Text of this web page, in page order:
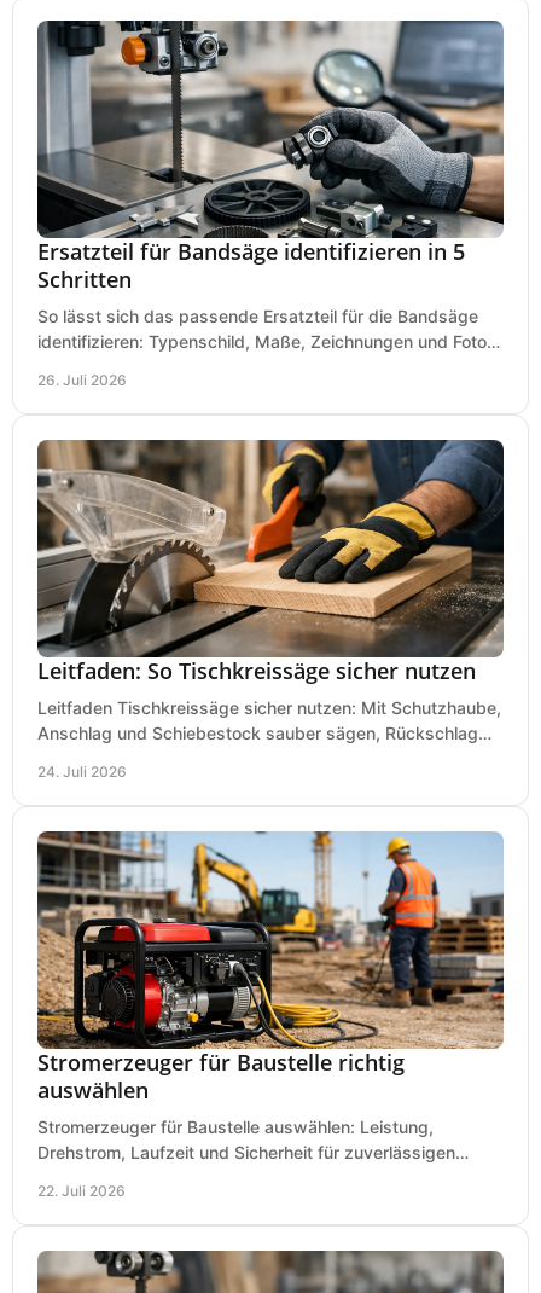
Ersatzteil für Bandsäge identifizieren in 5
Schritten
So lässt sich das passende Ersatzteil für die Bandsäge
identifizieren: Typenschild, Maße, Zeichnungen und Fotos
26. Juli 2026
Leitfaden: So Tischkreissäge sicher nutzen
Leitfaden Tischkreissäge sicher nutzen: Mit Schutzhaube,
Anschlag und Schiebestock sauber sägen, Rückschlag
24. Juli 2026
Stromerzeuger für Baustelle richtig
auswählen
Stromerzeuger für Baustelle auswählen: Leistung,
Drehstrom, Laufzeit und Sicherheit für zuverlässigen
22. Juli 2026